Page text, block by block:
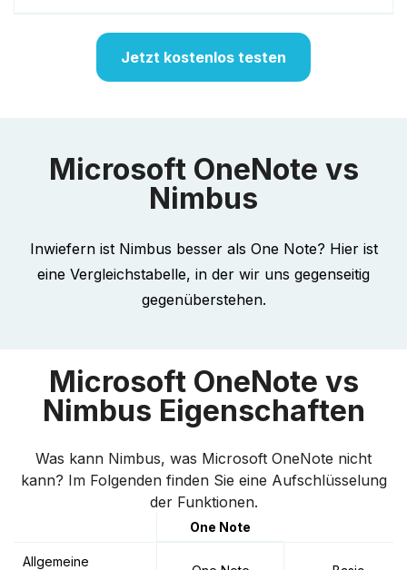
Jetzt kostenlos testen
Microsoft OneNote vs
Nimbus
Inwiefern ist Nimbus besser als One Note? Hier ist
eine Vergleichstabelle, in der wir uns gegenseitig
gegenüberstehen.
Microsoft OneNote vs
Nimbus Eigenschaften
Was kann Nimbus, was Microsoft OneNote nicht
kann? Im Folgenden finden Sie eine Aufschlüsselung
der Funktionen.
One Note
Allgemeine